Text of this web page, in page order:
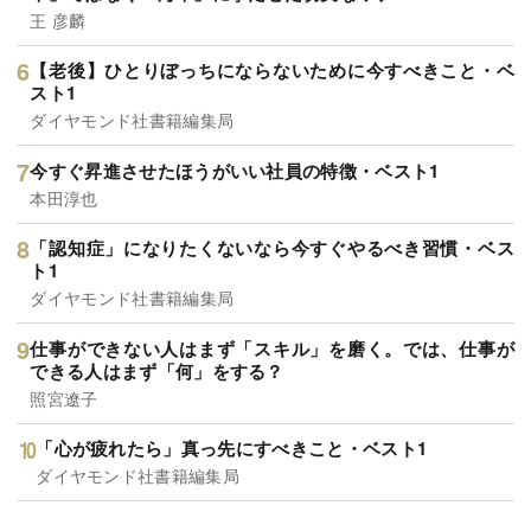
王 彦麟
【老後】ひとりぼっちにならないために今すべきこと・ベ
スト1
ダイヤモンド社書籍編集局
今すぐ昇進させたほうがいい社員の特徴・ベスト1
本田淳也
「認知症」になりたくないなら今すぐやるべき習慣・ベス
ト1
ダイヤモンド社書籍編集局
仕事ができない人はまず「スキル」を磨く。では、仕事が
できる人はまず「何」をする？
照宮遼子
「心が疲れたら」真っ先にすべきこと・ベスト1
ダイヤモンド社書籍編集局